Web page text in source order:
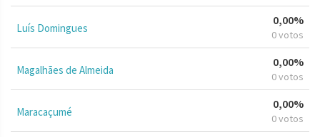
Luís Domingues
0,00%
0 votos
Magalhães de Almeida
0,00%
0 votos
Maracaçumé
0,00%
0 votos